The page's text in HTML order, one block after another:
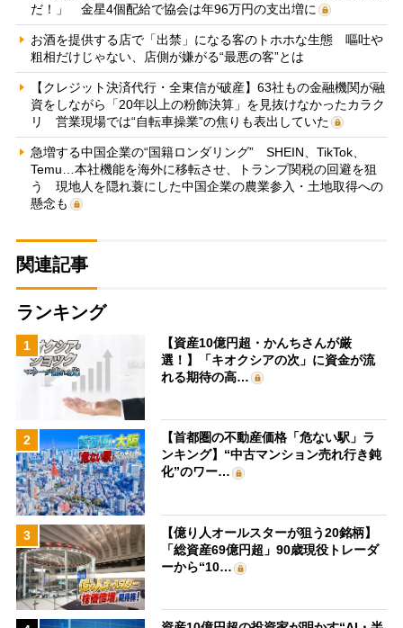
だ！」 金星4個配給で協会は年96万円の支出増に
お酒を提供する店で「出禁」になる客のトホホな生態 嘔吐や
粗相だけじゃない、店側が嫌がる“最悪の客”とは
【クレジット決済代行・全東信が破産】63社もの金融機関が融
資をしながら「20年以上の粉飾決算」を見抜けなかったカラク
リ 営業現場では“自転車操業”の焦りも表出していた
急増する中国企業の“国籍ロンダリング” SHEIN、TikTok、
Temu…本社機能を海外に移転させ、トランプ関税の回避を狙
う 現地人を隠れ蓑にした中国企業の農業参入・土地取得への
懸念も
関連記事
ランキング
1
【資産10億円超・かんちさんが厳
選！】「キオクシアの次」に資金が流
れる期待の高…
2
【首都圏の不動産価格「危ない駅」ラ
ンキング】“中古マンション売れ行き鈍
化”のワー…
3
【億り人オールスターが狙う20銘柄】
「総資産69億円超」90歳現役トレーダ
ーから“10…